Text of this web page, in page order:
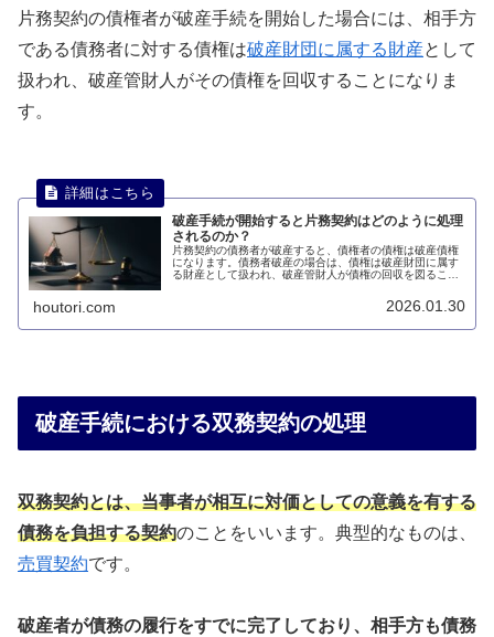
片務契約の債権者が破産手続を開始した場合には、相手方
である債務者に対する債権は破産財団に属する財産として
扱われ、破産管財人がその債権を回収することになりま
す。
破産手続が開始すると片務契約はどのように処理
されるのか？
片務契約の債務者が破産すると、債権者の債権は破産債権
になります。債務者破産の場合は、債権は破産財団に属す
る財産として扱われ、破産管財人が債権の回収を図ること
houtori.com 2026.01.30
破産手続における双務契約の処理
双務契約とは、当事者が相互に対価としての意義を有する
債務を負担する契約のことをいいます。典型的なものは、
売買契約です。
破産者が債務の履行をすでに完了しており、相手方も債務